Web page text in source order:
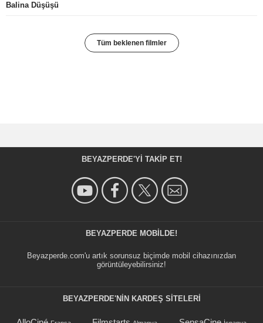
Balina Düşüşü
Tüm beklenen filmler
BEYAZPERDE'YI TAKIP ET!
BEYAZPERDE MOBILDE!
Beyazperde.com'u artık sorunsuz biçimde mobil cihazınızdan
görüntüleyebilirsiniz!
BEYAZPERDE'NIN KARDEŞ SİTELERİ